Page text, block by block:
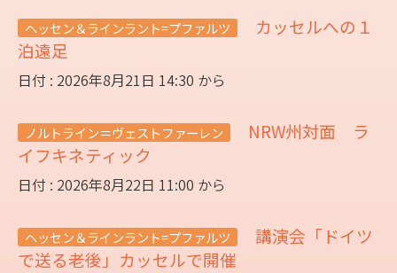
ヘッセン＆ラインラント=プファルツ
カッセルへの１
泊遠足
日付 : 2026年8月21日 14:30 から
ノルトライン＝ヴェストファーレン
NRW州対面 ラ
イフキネティック
日付 : 2026年8月22日 11:00 から
ヘッセン＆ラインラント=プファルツ
講演会「ドイツ
で送る老後」カッセルで開催